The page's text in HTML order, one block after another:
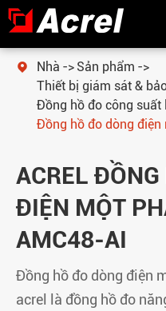
 Nhà
Sản phẩm
Thiết bị giám sát &
Đồng hồ đo công suất
Đồng hồ đo dòng điện
ACREL
ĐIỆN MỘT
AMC48-AI
Đồng hồ đo dòng điện
acrel là đồng hồ đo